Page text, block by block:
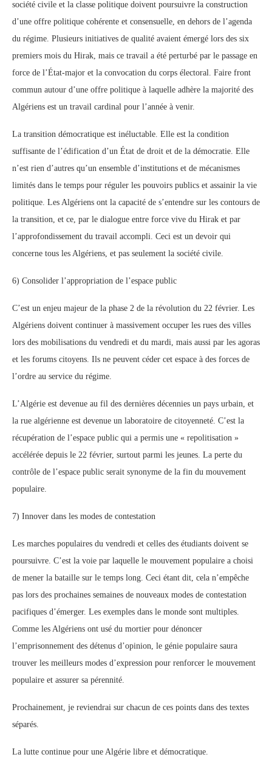
société civile et la classe politique doivent poursuivre la construction
d’une offre politique cohérente et consensuelle, en dehors de l’agenda
du régime. Plusieurs initiatives de qualité avaient émergé lors des six
premiers mois du Hirak, mais ce travail a été perturbé par le passage en
force de l’État-major et la convocation du corps électoral. Faire front
commun autour d’une offre politique à laquelle adhère la majorité des
Algériens est un travail cardinal pour l’année à venir.
La transition démocratique est inéluctable. Elle est la condition
suffisante de l’édification d’un État de droit et de la démocratie. Elle
n’est rien d’autres qu’un ensemble d’institutions et de mécanismes
limités dans le temps pour réguler les pouvoirs publics et assainir la vie
politique. Les Algériens ont la capacité de s’entendre sur les contours de
la transition, et ce, par le dialogue entre force vive du Hirak et par
l’approfondissement du travail accompli. Ceci est un devoir qui
concerne tous les Algériens, et pas seulement la société civile.
6) Consolider l’appropriation de l’espace public
C’est un enjeu majeur de la phase 2 de la révolution du 22 février. Les
Algériens doivent continuer à massivement occuper les rues des villes
lors des mobilisations du vendredi et du mardi, mais aussi par les agoras
et les forums citoyens. Ils ne peuvent céder cet espace à des forces de
l’ordre au service du régime.
L’Algérie est devenue au fil des dernières décennies un pays urbain, et
la rue algérienne est devenue un laboratoire de citoyenneté. C’est la
récupération de l’espace public qui a permis une « repolitisation »
accélérée depuis le 22 février, surtout parmi les jeunes. La perte du
contrôle de l’espace public serait synonyme de la fin du mouvement
populaire.
7) Innover dans les modes de contestation
Les marches populaires du vendredi et celles des étudiants doivent se
poursuivre. C’est la voie par laquelle le mouvement populaire a choisi
de mener la bataille sur le temps long. Ceci étant dit, cela n’empêche
pas lors des prochaines semaines de nouveaux modes de contestation
pacifiques d’émerger. Les exemples dans le monde sont multiples.
Comme les Algériens ont usé du mortier pour dénoncer
l’emprisonnement des détenus d’opinion, le génie populaire saura
trouver les meilleurs modes d’expression pour renforcer le mouvement
populaire et assurer sa pérennité.
Prochainement, je reviendrai sur chacun de ces points dans des textes
séparés.
La lutte continue pour une Algérie libre et démocratique.